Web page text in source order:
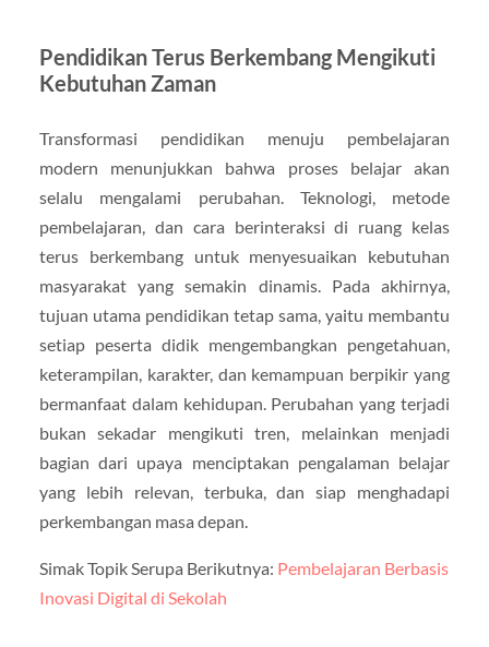
Pendidikan Terus Berkembang Mengikuti
Kebutuhan Zaman
Transformasi pendidikan menuju pembelajaran
modern menunjukkan bahwa proses belajar akan
selalu mengalami perubahan. Teknologi, metode
pembelajaran, dan cara berinteraksi di ruang kelas
terus berkembang untuk menyesuaikan kebutuhan
masyarakat yang semakin dinamis. Pada akhirnya,
tujuan utama pendidikan tetap sama, yaitu membantu
setiap peserta didik mengembangkan pengetahuan,
keterampilan, karakter, dan kemampuan berpikir yang
bermanfaat dalam kehidupan. Perubahan yang terjadi
bukan sekadar mengikuti tren, melainkan menjadi
bagian dari upaya menciptakan pengalaman belajar
yang lebih relevan, terbuka, dan siap menghadapi
perkembangan masa depan.
Simak Topik Serupa Berikutnya: Pembelajaran Berbasis
Inovasi Digital di Sekolah